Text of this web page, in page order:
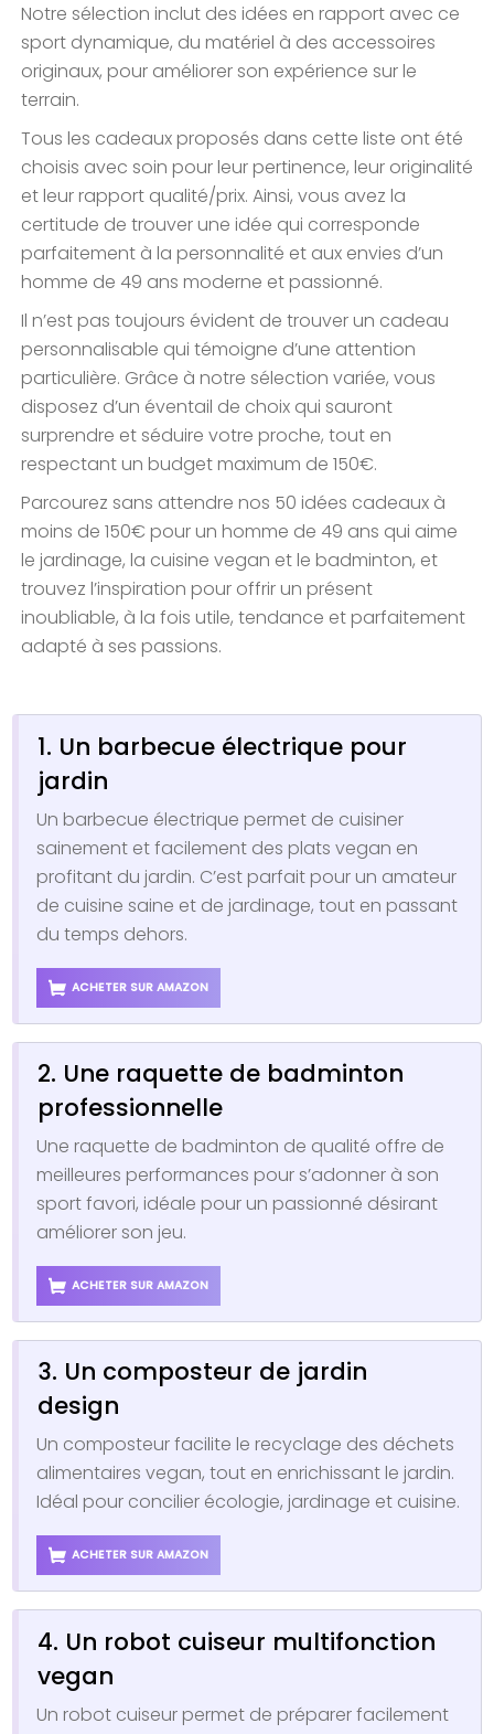
Notre sélection inclut des idées en rapport avec ce
sport dynamique, du matériel à des accessoires
originaux, pour améliorer son expérience sur le
terrain.
Tous les cadeaux proposés dans cette liste ont été
choisis avec soin pour leur pertinence, leur originalité
et leur rapport qualité/prix. Ainsi, vous avez la
certitude de trouver une idée qui corresponde
parfaitement à la personnalité et aux envies d’un
homme de 49 ans moderne et passionné.
Il n’est pas toujours évident de trouver un cadeau
personnalisable qui témoigne d’une attention
particulière. Grâce à notre sélection variée, vous
disposez d’un éventail de choix qui sauront
surprendre et séduire votre proche, tout en
respectant un budget maximum de 150€.
Parcourez sans attendre nos 50 idées cadeaux à
moins de 150€ pour un homme de 49 ans qui aime
le jardinage, la cuisine vegan et le badminton, et
trouvez l’inspiration pour offrir un présent
inoubliable, à la fois utile, tendance et parfaitement
adapté à ses passions.
1. Un barbecue électrique pour
jardin
Un barbecue électrique permet de cuisiner
sainement et facilement des plats vegan en
profitant du jardin. C’est parfait pour un amateur
de cuisine saine et de jardinage, tout en passant
du temps dehors.
ACHETER SUR AMAZON
2. Une raquette de badminton
professionnelle
Une raquette de badminton de qualité offre de
meilleures performances pour s’adonner à son
sport favori, idéale pour un passionné désirant
améliorer son jeu.
ACHETER SUR AMAZON
3. Un composteur de jardin
design
Un composteur facilite le recyclage des déchets
alimentaires vegan, tout en enrichissant le jardin.
Idéal pour concilier écologie, jardinage et cuisine.
ACHETER SUR AMAZON
4. Un robot cuiseur multifonction
vegan
Un robot cuiseur permet de préparer facilement